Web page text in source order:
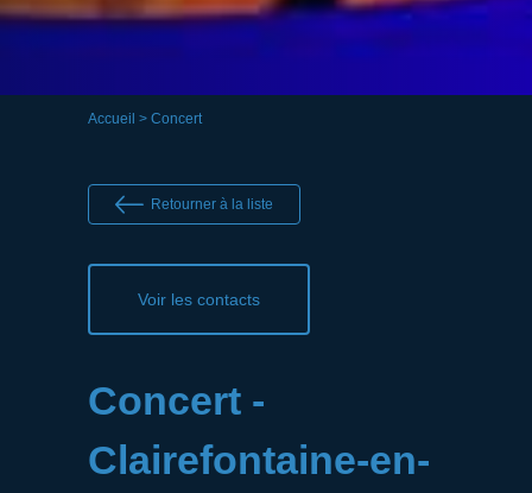
Accueil > Concert
Retourner à la liste
Voir les contacts
Concert -
Clairefontaine-en-